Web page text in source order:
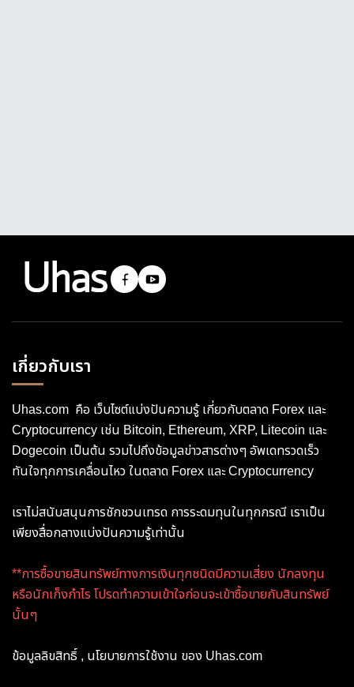
เกี่ยวกับเรา
Uhas.com คือ เว็บไซต์แบ่งปันความรู้ เกี่ยวกับตลาด Forex และ
Cryptocurrency เช่น Bitcoin, Ethereum, XRP, Litecoin และ
Dogecoin เป็นต้น รวมไปถึงข้อมูลข่าวสารต่างๆ อัพเดทรวดเร็ว
ทันใจทุกการเคลื่อนไหว ในตลาด Forex และ Cryptocurrency
เราไม่สนับสนุนการชักชวนเทรด การระดมทุนในทุกกรณี เราเป็น
เพียงสื่อกลางแบ่งปันความรู้เท่านั้น
**การซื้อขายสินทรัพย์ทางการเงินทุกชนิดมีความเสี่ยง นักลงทุน
หรือนักเก็งกำไร โปรดทำความเข้าใจก่อนจะเข้าซื้อขายกับสินทรัพย์
นั้นๆ
ข้อมูลลิขสิทธิ์ , นโยบายการใช้งาน ของ Uhas.com